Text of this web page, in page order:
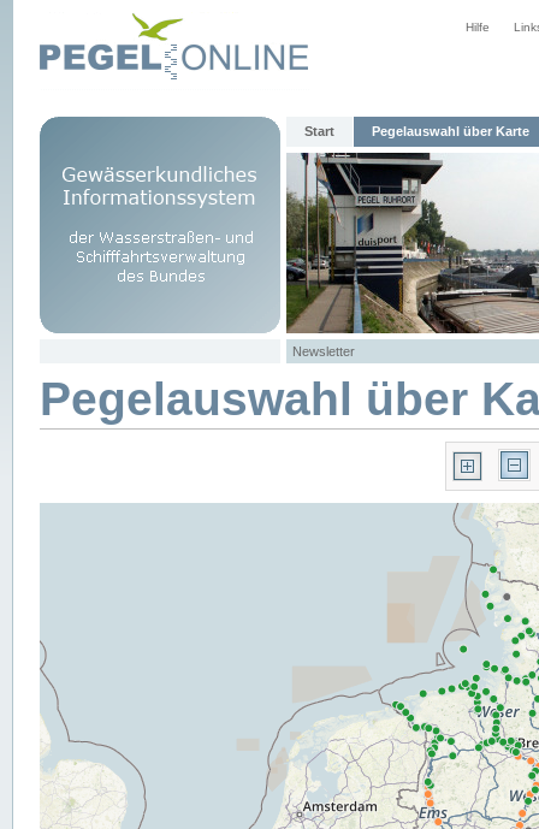
Hilfe
Start Pegelauswahl über Karte
Newsletter
Pegelauswahl über